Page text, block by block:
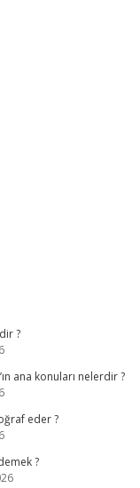
?
ana konuları nelerdir ?
eder ?
?